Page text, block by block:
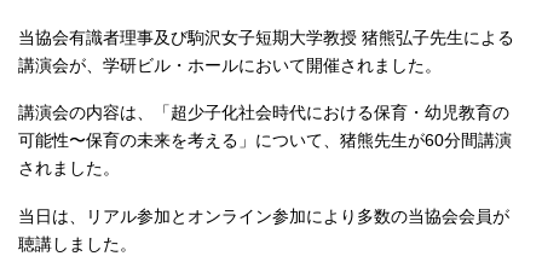
当協会有識者理事及び駒沢女子短期大学教授 猪熊弘子先生による
講演会が、学研ビル・ホールにおいて開催されました。
講演会の内容は、「超少子化社会時代における保育・幼児教育の
可能性〜保育の未来を考える」について、猪熊先生が60分間講演
されました。
当日は、リアル参加とオンライン参加により多数の当協会会員が
聴講しました。